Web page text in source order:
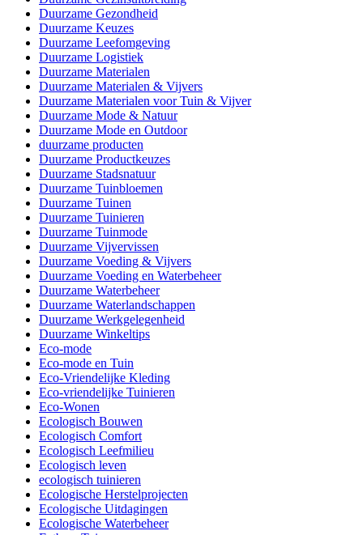
Duurzame Gezondheid
Duurzame Keuzes
Duurzame Leefomgeving
Duurzame Logistiek
Duurzame Materialen
Duurzame Materialen & Vijvers
Duurzame Materialen voor Tuin & Vijver
Duurzame Mode & Natuur
Duurzame Mode en Outdoor
duurzame producten
Duurzame Productkeuzes
Duurzame Stadsnatuur
Duurzame Tuinbloemen
Duurzame Tuinen
Duurzame Tuinieren
Duurzame Tuinmode
Duurzame Vijvervissen
Duurzame Voeding & Vijvers
Duurzame Voeding en Waterbeheer
Duurzame Waterbeheer
Duurzame Waterlandschappen
Duurzame Werkgelegenheid
Duurzame Winkeltips
Eco-mode
Eco-mode en Tuin
Eco-Vriendelijke Kleding
Eco-vriendelijke Tuinieren
Eco-Wonen
Ecologisch Bouwen
Ecologisch Comfort
Ecologisch Leefmilieu
Ecologisch leven
ecologisch tuinieren
Ecologische Herstelprojecten
Ecologische Uitdagingen
Ecologische Waterbeheer